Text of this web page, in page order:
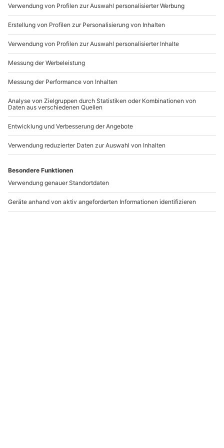
Mo-Fr: 9-17 Uhr
b2b@mydays.de
www.b2b.mydays.de/
Artikelnummer:48391
Andere Produkte entdecken
Spirituosen
Whisky Dinner Leipzig